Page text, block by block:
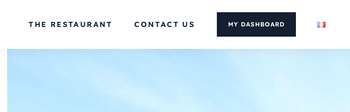
THE RESTAURANT CONTACT US MY DASHBOARD